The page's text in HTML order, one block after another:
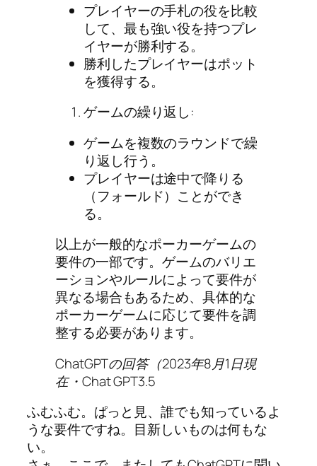
プレイヤーの手札の役を比較
して、最も強い役を持つプレ
イヤーが勝利する。
勝利したプレイヤーはポット
を獲得する。
ゲームの繰り返し:
ゲームを複数のラウンドで繰
り返し行う。
プレイヤーは途中で降りる
（フォールド）ことができ
る。
以上が一般的なポーカーゲームの
要件の一部です。ゲームのバリエ
ーションやルールによって要件が
異なる場合もあるため、具体的な
ポーカーゲームに応じて要件を調
整する必要があります。
ChatGPTの回答（2023年8月1日現
在・Chat GPT3.5
ふむふむ。ぱっと見、誰でも知っているよ
うな要件ですね。目新しいものは何もな
い。